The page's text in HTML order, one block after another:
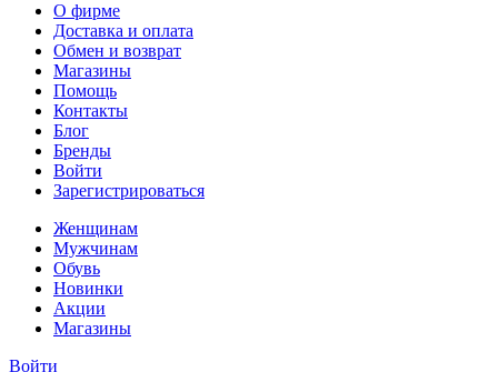
О фирме
Доставка и оплата
Обмен и возврат
Магазины
Помощь
Контакты
Блог
Бренды
Войти
Зарегистрироваться
Женщинам
Мужчинам
Обувь
Новинки
Акции
Магазины
Войти